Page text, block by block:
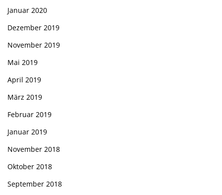
Januar 2020
Dezember 2019
November 2019
Mai 2019
April 2019
März 2019
Februar 2019
Januar 2019
November 2018
Oktober 2018
September 2018